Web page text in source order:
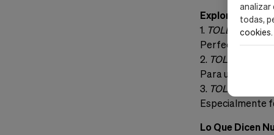
analizar
todas,
cookies.
Explora
1. TOLÉDERM
Perfecta para
2. TOLÉDERM
Para una
3. TOLÉDERM
Especialmente
Lo Que Dicen